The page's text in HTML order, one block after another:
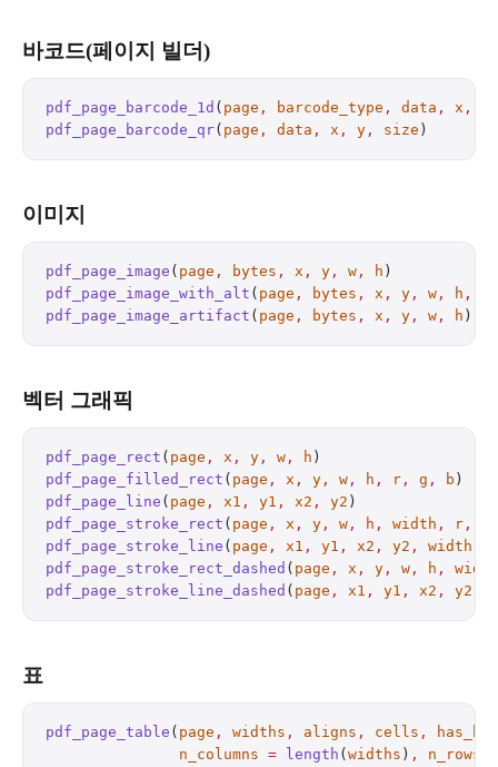
바코드(페이지 빌더)
pdf_page_barcode_1d ( page , barcode_type , data , x ,
pdf_page_barcode_qr( page , data , x , y , size
이미지
pdf_page_image ( page , bytes , x , y , w , h
pdf_page_image_with_alt ( page , bytes , x , y , w , h ,
pdf_page_image_artifact ( page , bytes , x , y , w , h
벡터 그래픽
pdf_page_rect ( page , x , y , w , h
pdf_page_filled_rect ( page , x , y , w , h , r , g , b
pdf_page_line ( page , x1 , y1 , x2 , y2
pdf_page_stroke_rect ( page , x , y , w , h , width , r ,
pdf_page_stroke_line ( page , x1 , y1 , x2 , y2 , width
pdf_page_stroke_rect_dashed ( page , x , y , w , h ,
width
pdf_page_stroke_line_dashed ( page , x1 , y1 , x2 , y2
표
pdf_page_table ( page , widths , aligns , cells ,
               n_columns
= length ( widths ) , n_rows